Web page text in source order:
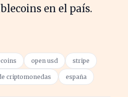
en el país.
open usd stripe
criptomonedas españa